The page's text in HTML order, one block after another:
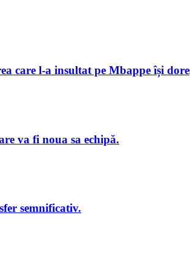
care l-a insultat pe Mbappe își
va fi noua sa echipă.
semnificativ.